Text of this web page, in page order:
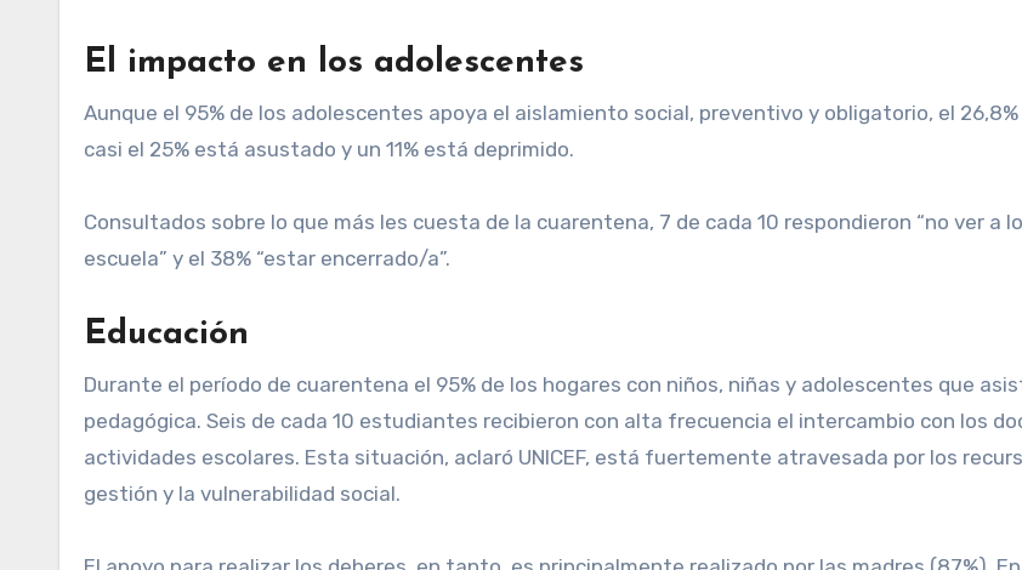
El impacto en los adolescentes
Aunque el 95% de los adolescentes apoya el aislamiento social, preventivo y obligatorio, el
casi el 25% está asustado y un 11% está deprimido.
Consultados sobre lo que más les cuesta de la cuarentena, 7 de cada 10 respondieron “no ver a
escuela” y el 38% “estar encerrado/a”.
Educación
Durante el período de cuarentena el 95% de los hogares con niños, niñas y adolescentes que
pedagógica. Seis de cada 10 estudiantes recibieron con alta frecuencia el intercambio con los
actividades escolares. Esta situación, aclaró UNICEF, está fuertemente atravesada por los
gestión y la vulnerabilidad social.